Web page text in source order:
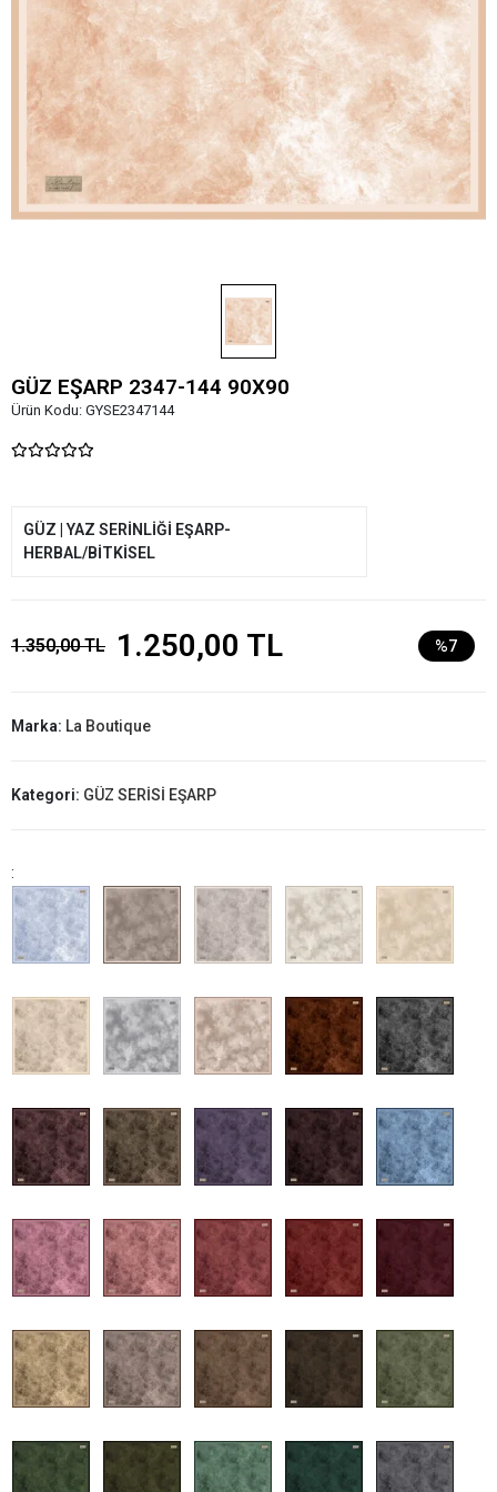
GÜZ EŞARP 2347-144 90X90
Ürün Kodu: GYSE2347144
GÜZ | YAZ SERİNLİĞİ EŞARP-
HERBAL/BİTKİSEL
1.350,00 TL 1.250,00 TL %7
Marka: La Boutique
Kategori: GÜZ SERİSİ EŞARP
: